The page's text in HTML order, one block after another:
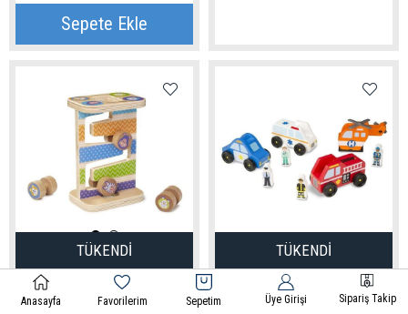
Sepete Ekle
TÜKENDI
Melissa&Doug
Ahşap Safari Zig-Zag
TÜKENDI
Melissa&Doug
Ahşap Acil Yardım
Anasayfa Favorilerim Sepetim Üye Girişi Sipariş Takip